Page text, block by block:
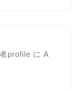
profile に A